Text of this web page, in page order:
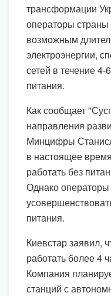
трансформации
операторы страны
возможным
электроэнергии,
сетей в течение
питания.
Как сообщает
направления
Минцифры
в настоящее
работать без
Однако
питания.
Киевстар заявил,
работать более 4
Компания
станций с